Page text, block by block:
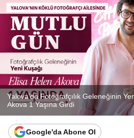
Yalova’da Fotoğrafçılık Geleneğinin
Akova 1 Yaşına Girdi
Google'da Abone Ol